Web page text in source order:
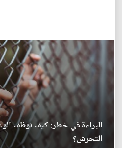
البراءة في خطر: كيف نوظف
التحرش؟